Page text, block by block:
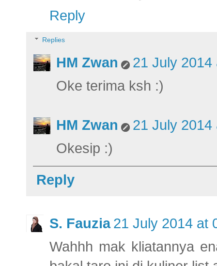
Reply
Replies
HM Zwan
21 July 2014
Oke terima ksh :)
HM Zwan
21 July 2014
Okesip :)
Reply
S. Fauzia 21 July 2014 at
Wahhh mak kliatannya